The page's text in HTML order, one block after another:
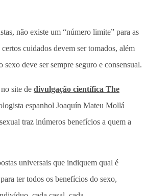
não existe um “número limite” para as
cuidados devem ser tomados, além
sexo deve ser sempre seguro e consensual.
site de divulgação científica The
espanhol Joaquín Mateu Mollá
traz inúmeros benefícios a quem a
universais que indiquem qual é
ter todos os benefícios do sexo,